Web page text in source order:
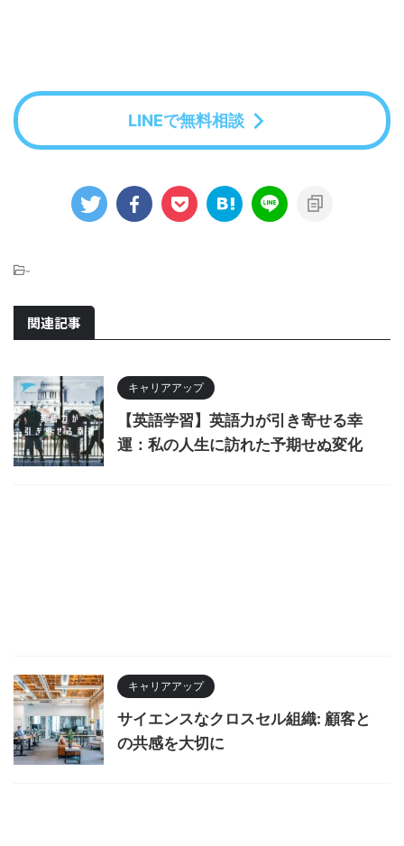
LINEで無料相談
-
関連記事
キャリアアップ
【英語学習】英語力が引き寄せる幸
運：私の人生に訪れた予期せぬ変化
キャリアアップ
サイエンスなクロスセル組織: 顧客と
の共感を大切に